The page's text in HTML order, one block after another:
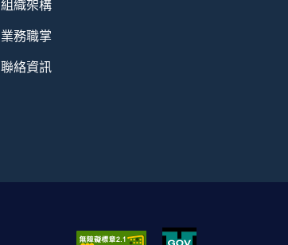
組織架構
業務職掌
聯絡資訊